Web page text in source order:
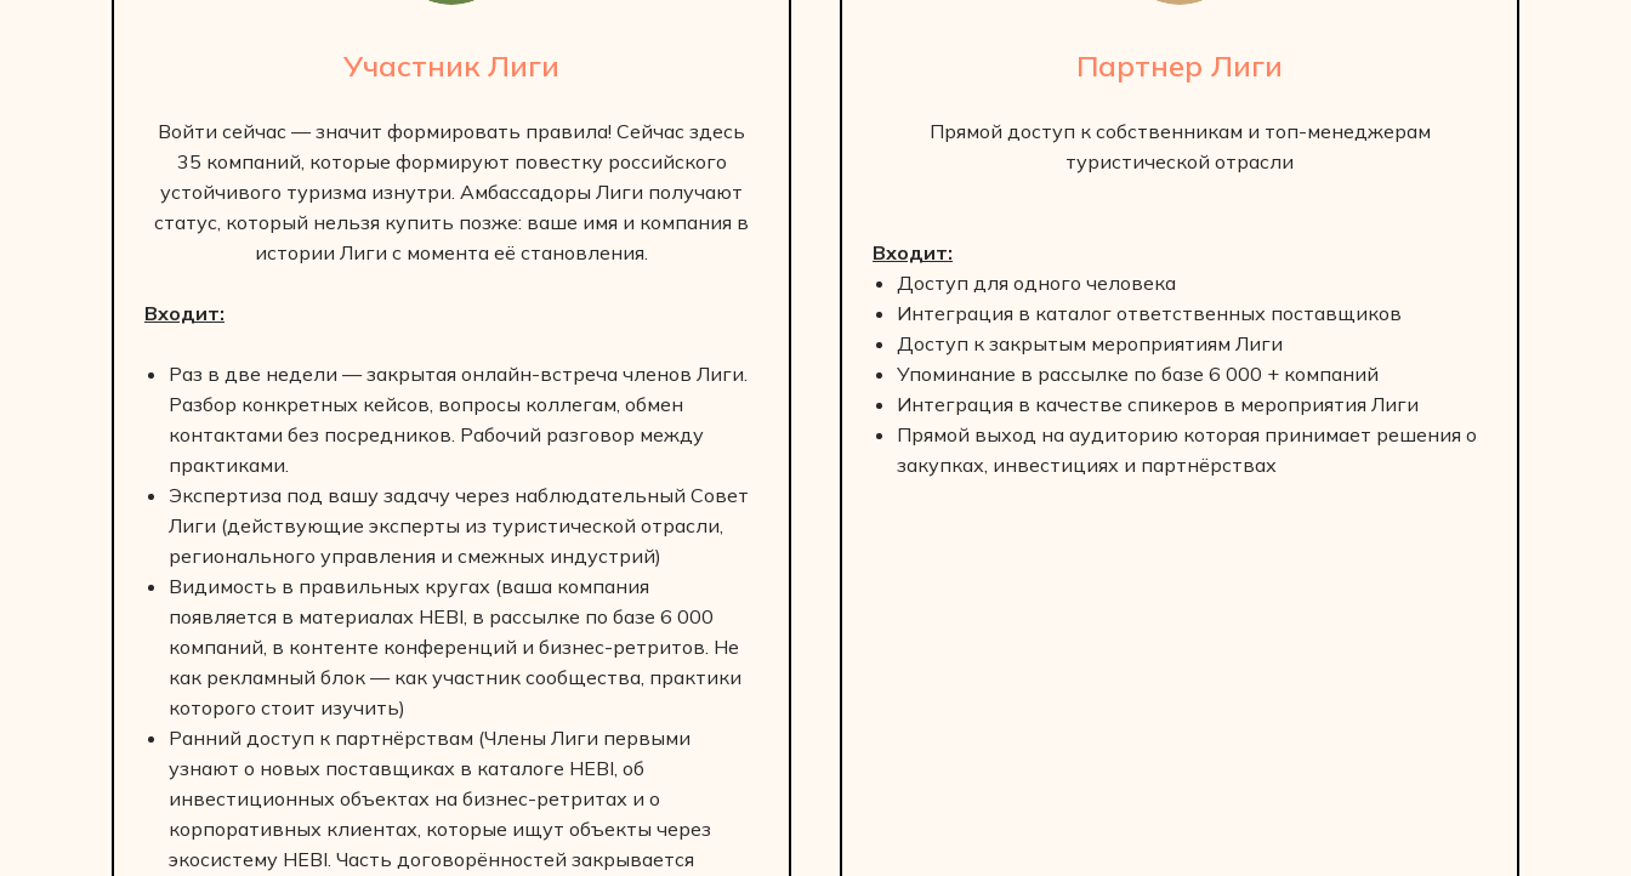
Участник Лиги
Войти сейчас — значит формировать правила! Сейчас здесь
35 компаний, которые формируют повестку российского
устойчивого туризма изнутри. Амбассадоры Лиги получают
статус, который нельзя купить позже: ваше имя и компания в
истории Лиги с момента её становления.
Входит:
Раз в две недели — закрытая онлайн-встреча членов Лиги.
Разбор конкретных кейсов, вопросы коллегам, обмен
контактами без посредников. Рабочий разговор между
практиками.
Экспертиза под вашу задачу через наблюдательный Совет
Лиги (действующие эксперты из туристической отрасли,
регионального управления и смежных индустрий)
Видимость в правильных кругах (ваша компания
появляется в материалах HEBI, в рассылке по базе 6 000
компаний, в контенте конференций и бизнес-ретритов. Не
как рекламный блок — как участник сообщества, практики
которого стоит изучить)
Ранний доступ к партнёрствам (Члены Лиги первыми
узнают о новых поставщиках в каталоге HEBI, об
инвестиционных объектах на бизнес-ретритах и о
корпоративных клиентах, которые ищут объекты через
экосистему HEBI. Часть договорённостей закрывается
Партнер Лиги
Прямой доступ к собственникам и топ-менеджерам
туристической отрасли
Входит:
Доступ для одного человека
Интеграция в каталог ответственных поставщиков
Доступ к закрытым мероприятиям Лиги
Упоминание в рассылке по базе 6 000 + компаний
Интеграция в качестве спикеров в мероприятия Лиги
Прямой выход на аудиторию которая принимает решения о
закупках, инвестициях и партнёрствах